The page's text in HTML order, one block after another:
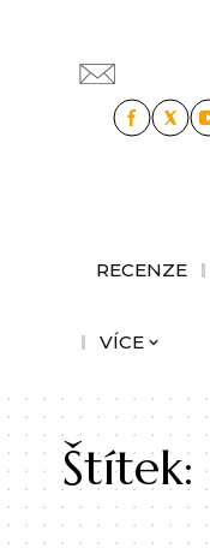
RECENZE
VÍCE
Štítek: